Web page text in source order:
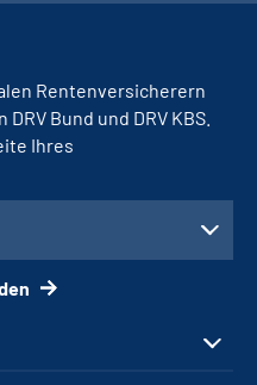
Rentenversicherern
Bund und DRV KBS.
Ihres